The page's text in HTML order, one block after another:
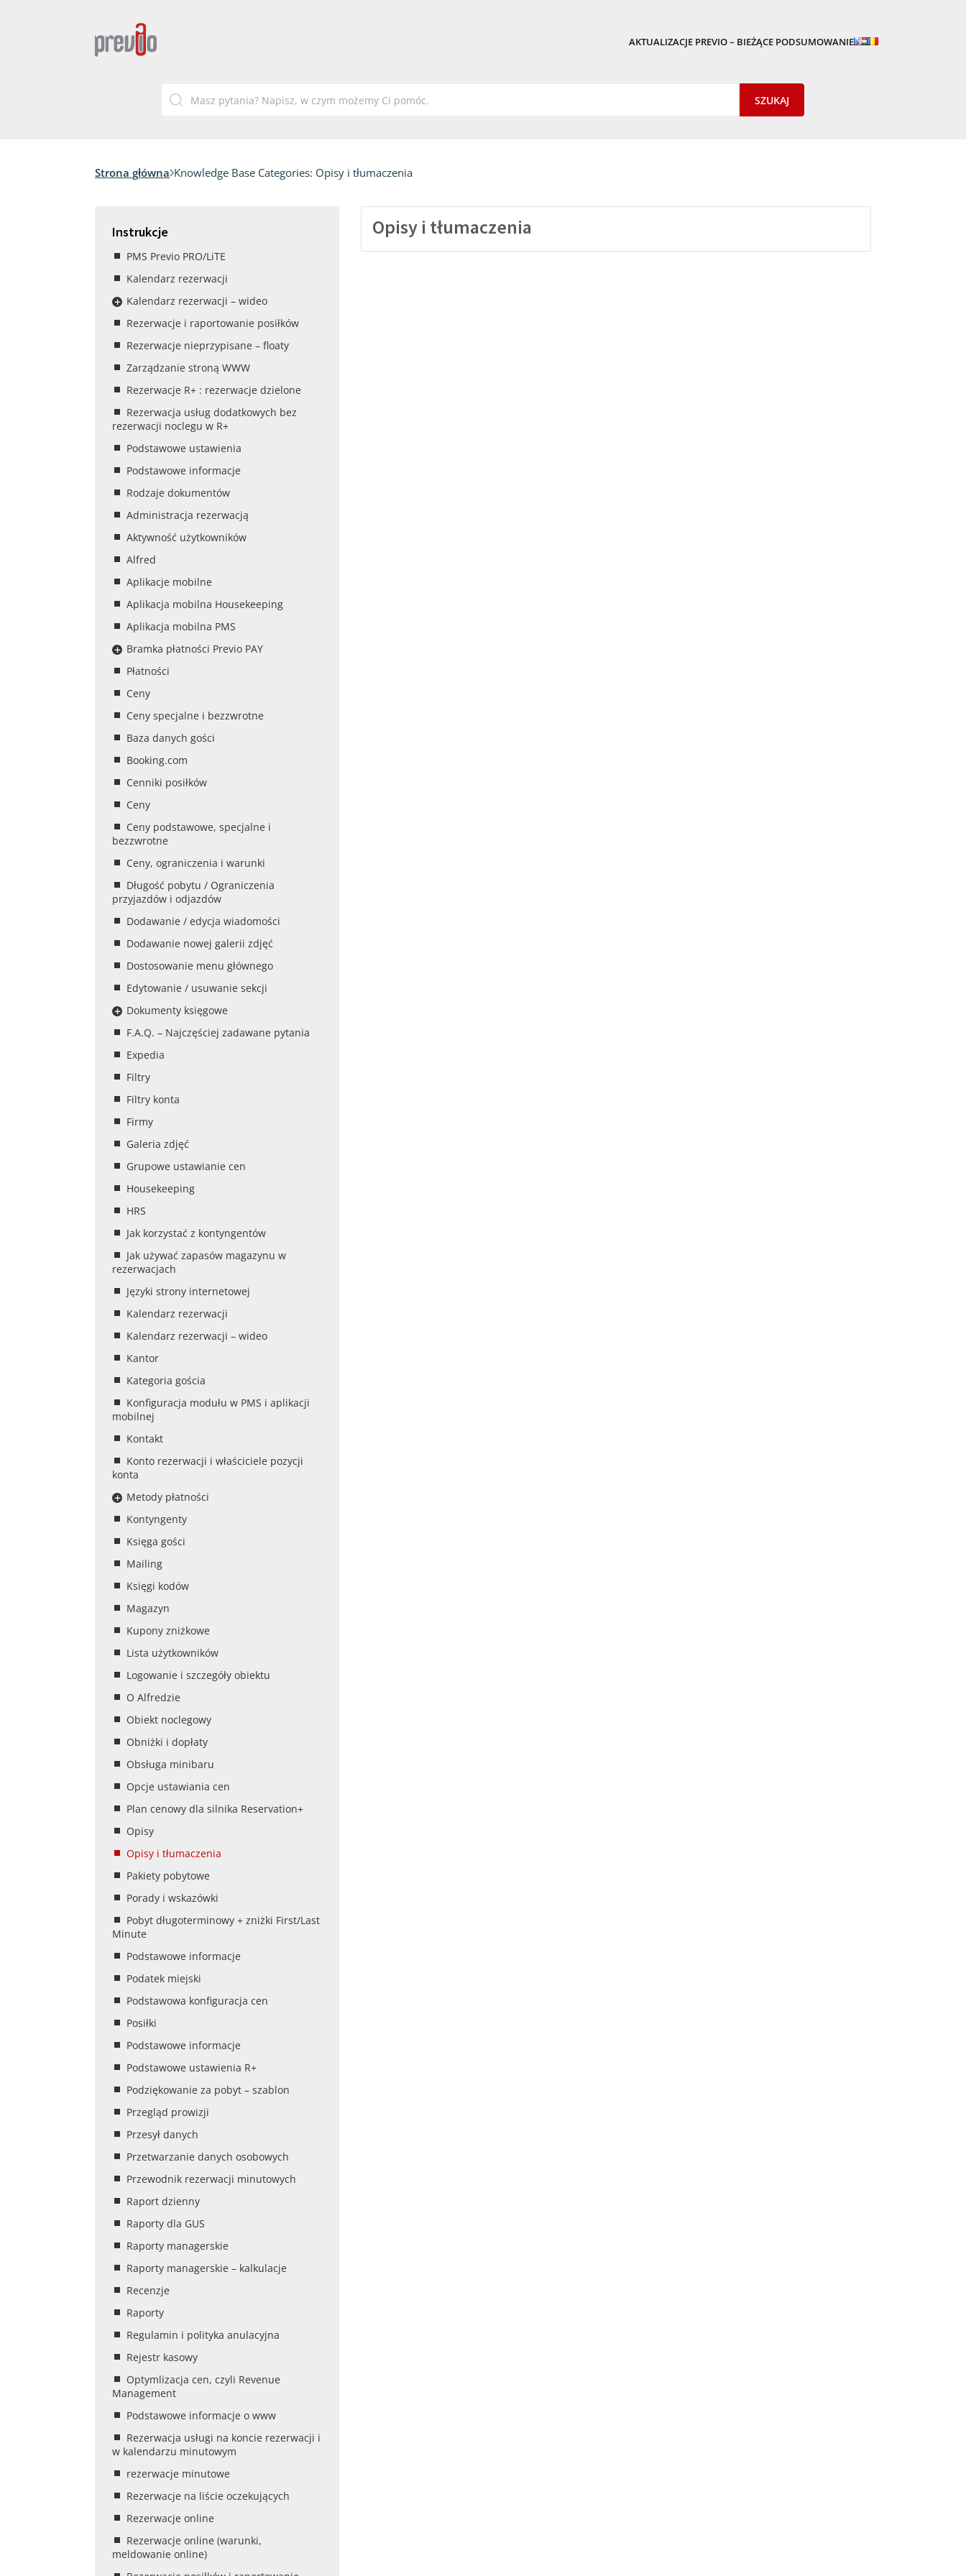
AKTUALIZACJE PREVIO – BIEŻĄCE PODSUMOWANIE
Strona główna Knowledge Base Categories: Opisy i tłumaczenia
Instrukcje
PMS Previo PRO/LiTE
Kalendarz rezerwacji
Kalendarz rezerwacji – wideo
Rezerwacje i raportowanie posiłków
Rezerwacje nieprzypisane – floaty
Zarządzanie stroną WWW
Rezerwacje R+ : rezerwacje dzielone
Rezerwacja usług dodatkowych bez
rezerwacji noclegu w R+
Podstawowe ustawienia
Podstawowe informacje
Rodzaje dokumentów
Administracja rezerwacją
Aktywność użytkowników
Alfred
Aplikacje mobilne
Aplikacja mobilna Housekeeping
Aplikacja mobilna PMS
Bramka płatności Previo PAY
Płatności
Ceny
Ceny specjalne i bezzwrotne
Baza danych gości
Booking.com
Cenniki posiłków
Ceny
Ceny podstawowe, specjalne i
bezzwrotne
Ceny, ograniczenia i warunki
Długość pobytu / Ograniczenia
przyjazdów i odjazdów
Dodawanie / edycja wiadomości
Dodawanie nowej galerii zdjęć
Dostosowanie menu głównego
Edytowanie / usuwanie sekcji
Dokumenty księgowe
F.A.Q. – Najczęściej zadawane pytania
Expedia
Filtry
Filtry konta
Firmy
Galeria zdjęć
Grupowe ustawianie cen
Housekeeping
HRS
Jak korzystać z kontyngentów
Jak używać zapasów magazynu w
rezerwacjach
Języki strony internetowej
Kalendarz rezerwacji
Kalendarz rezerwacji – wideo
Kantor
Kategoria gościa
Konfiguracja modułu w PMS i aplikacji
mobilnej
Kontakt
Konto rezerwacji i właściciele pozycji
konta
Metody płatności
Kontyngenty
Księga gości
Mailing
Księgi kodów
Magazyn
Kupony zniżkowe
Lista użytkowników
Logowanie i szczegóły obiektu
O Alfredzie
Obiekt noclegowy
Obniżki i dopłaty
Obsługa minibaru
Opcje ustawiania cen
Plan cenowy dla silnika Reservation+
Opisy
Opisy i tłumaczenia
Pakiety pobytowe
Porady i wskazówki
Pobyt długoterminowy + zniżki First/Last
Minute
Podstawowe informacje
Podatek miejski
Podstawowa konfiguracja cen
Posiłki
Podstawowe informacje
Podstawowe ustawienia R+
Podziękowanie za pobyt – szablon
Przegląd prowizji
Przesył danych
Przetwarzanie danych osobowych
Przewodnik rezerwacji minutowych
Raport dzienny
Raporty dla GUS
Raporty managerskie
Raporty managerskie – kalkulacje
Recenzje
Raporty
Regulamin i polityka anulacyjna
Rejestr kasowy
Optymlizacja cen, czyli Revenue
Management
Podstawowe informacje o www
Rezerwacja usługi na koncie rezerwacji i
w kalendarzu minutowym
rezerwacje minutowe
Rezerwacje na liście oczekujących
Rezerwacje online
Rezerwacje online (warunki,
meldowanie online)
Opisy i tłumaczenia